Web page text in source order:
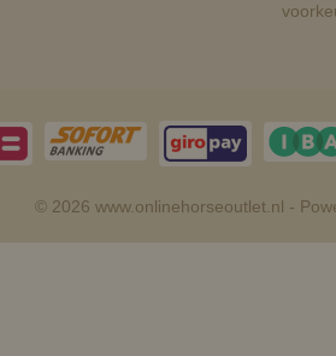
© 2026 www.onlinehorseoutlet.nl -